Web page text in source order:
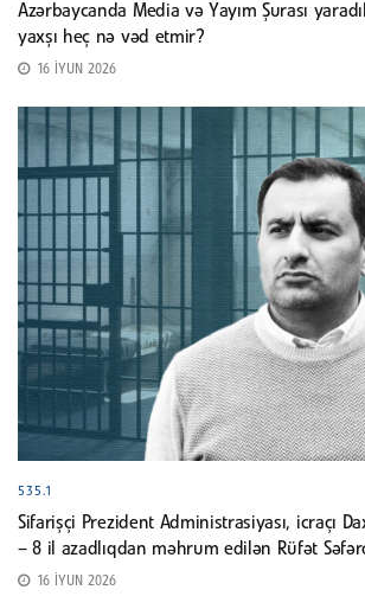
Azərbaycanda Media və Yayım Şurası
yaxşı heç nə vəd etmir?
16 İYUN 2026
535.1
Sifarişçi Prezident Administrasiyası, icraçı
– 8 il azadlıqdan məhrum edilən Rüfət
16 İYUN 2026